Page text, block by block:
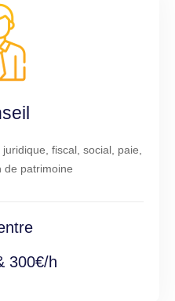
fiscal, social, paie,
de patrimoine
300€/h